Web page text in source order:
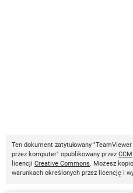
Ten dokument zatytułowany
przez komputer" opublikowany przez CCM
licencji Creative Commons. Możesz
warunkach określonych przez licencję i